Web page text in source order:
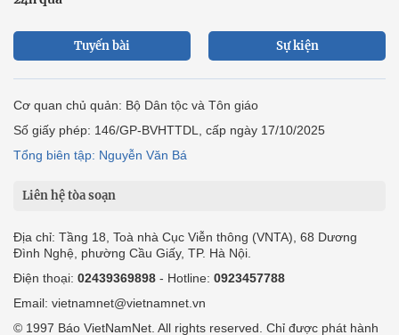
Tuyến bài Sự kiện
Cơ quan chủ quản: Bộ Dân tộc và Tôn giáo
Số giấy phép: 146/GP-BVHTTDL, cấp ngày 17/10/2025
Tổng biên tập: Nguyễn Văn Bá
Liên hệ tòa soạn
Địa chỉ: Tầng 18, Toà nhà Cục Viễn thông (VNTA), 68 Dương
Đình Nghệ, phường Cầu Giấy, TP. Hà Nội.
Điện thoại: 02439369898 - Hotline: 0923457788
Email: vietnamnet@vietnamnet.vn
© 1997 Báo VietNamNet. All rights reserved. Chỉ được phát hành